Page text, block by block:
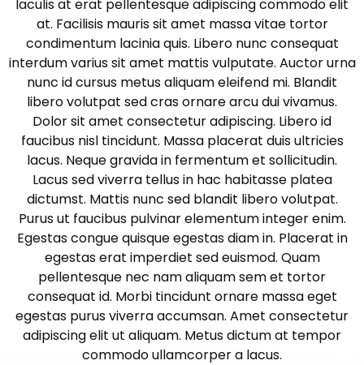
Iaculis at erat pellentesque adipiscing commodo elit
at. Facilisis mauris sit amet massa vitae tortor
condimentum lacinia quis. Libero nunc consequat
interdum varius sit amet mattis vulputate. Auctor urna
nunc id cursus metus aliquam eleifend mi. Blandit
libero volutpat sed cras ornare arcu dui vivamus.
Dolor sit amet consectetur adipiscing. Libero id
faucibus nisl tincidunt. Massa placerat duis ultricies
lacus. Neque gravida in fermentum et sollicitudin.
Lacus sed viverra tellus in hac habitasse platea
dictumst. Mattis nunc sed blandit libero volutpat.
Purus ut faucibus pulvinar elementum integer enim.
Egestas congue quisque egestas diam in. Placerat in
egestas erat imperdiet sed euismod. Quam
pellentesque nec nam aliquam sem et tortor
consequat id. Morbi tincidunt ornare massa eget
egestas purus viverra accumsan. Amet consectetur
adipiscing elit ut aliquam. Metus dictum at tempor
commodo ullamcorper a lacus.